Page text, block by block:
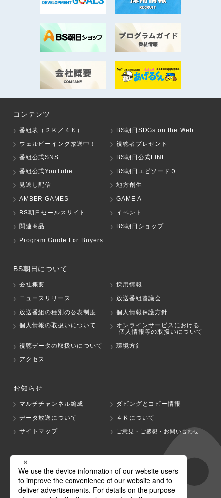
コンテンツ
番組表（２Ｋ／４Ｋ）
BS朝日SDGs on the Web
ウェルビーイング放送中！
視聴者プレゼント
番組公式SNS
BS朝日公式LINE
番組公式YouTube
BS朝日エピソード０
見逃し配信
地方創生
AMBER GAMES
GAME A
BS朝日セールスサイト
イベント
関連商品
BS朝日ショップ
Program Guide For Buyers
BS朝日について
会社概要
採用情報
ニュースリリース
放送番組審議会
放送番組の種別の公表制度
個人情報保護方針
個人情報の取扱いについて
オンラインサービスにおける
個人情報等の取扱いについて
視聴データの取扱いについて
環境方針
アクセス
お知らせ
マルチチャンネル編成
ダビングとコピー情報
データ放送について
４Ｋについて
サイトマップ
ご意見・ご感想・お問い合わせ
グループ会社
テレビ朝日 テレ朝チャンネル